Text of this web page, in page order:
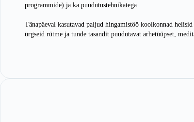
programmide) ja ka puudutustehnikatega.
Tänapäeval kasutavad paljud hingamistöö koolkonnad helisid
ürgseid rütme ja tunde tasandit puudutavat arhetüüpset,